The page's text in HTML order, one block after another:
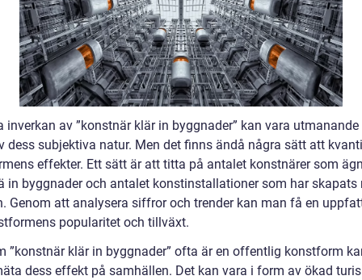
inverkan av ”konstnär klär in byggnader” kan vara utmanande
dess subjektiva natur. Men det finns ändå några sätt att
effekter. Ett sätt är att titta på antalet konstnärer som
in byggnader och antalet konstinstallationer som har skapats
Genom att analysera siffror och trender kan man få en
popularitet och tillväxt.
”konstnär klär in byggnader” ofta är en offentlig konstform
dess effekt på samhällen. Det kan vara i form av ökad